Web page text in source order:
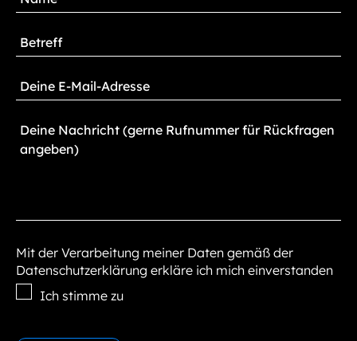
Mit der Verarbeitung meiner Daten gemäß der
Datenschutzerklärung erkläre ich mich einverstanden
Ich stimme zu